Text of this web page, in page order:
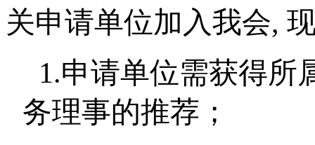
关申请单位加入我会,
1.申请单位需获得所
务理事的推荐；